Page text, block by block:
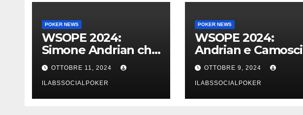
POKER NEWS
WSOPE 2024:
Simone Andrian che
trionfo nel main
event al King’s
OTTOBRE 11, 2024
ILABSSOCIALPOKER
POKER NEWS
WSOPE 2024:
Andrian e Camosci
al tavolo finale del
Main, vai Italia!!!
OTTOBRE 9, 2024
ILABSSOCIALPOKER